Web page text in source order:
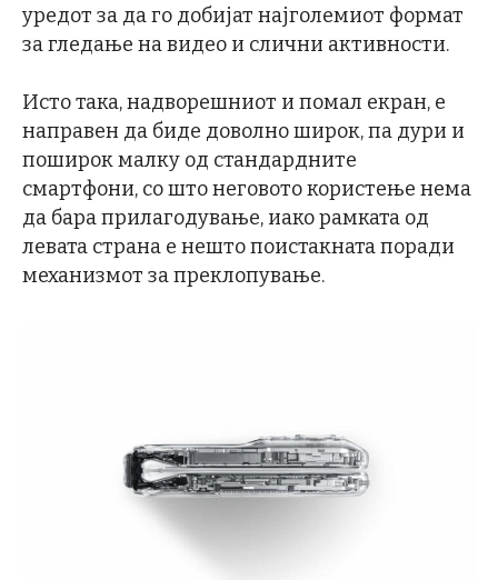
уредот за да го добијат најголемиот формат
за гледање на видео и слични активности.
Исто така, надворешниот и помал екран, е
направен да биде доволно широк, па дури и
поширок малку од стандардните
смартфони, со што неговото користење нема
да бара прилагодување, иако рамката од
левата страна е нешто поистакната поради
механизмот за преклопување.